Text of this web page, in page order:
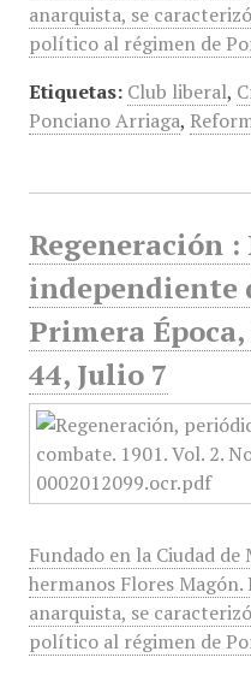
anarquista, se
político al régimen de
Etiquetas: Club liberal,
Ponciano Arriaga,
Regeneración
independiente
Primera
44, Julio 7
Fundado en la Ciudad
hermanos Flores
anarquista, se
político al régimen de